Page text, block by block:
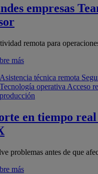
empresas
remota para
más
Asistencia técnica remota
Tecnología operativa Acceso
producción
en tiempo real
problemas antes de que
más